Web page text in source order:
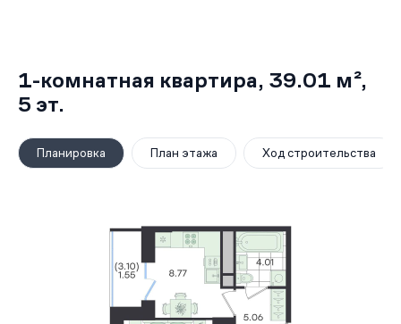
1-комнатная квартира, 39.01 м²,
5 эт.
Планировка План этажа Ход строительства